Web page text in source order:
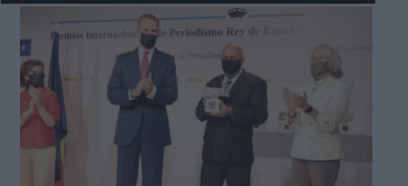
Legitimación:
Destinatarios: